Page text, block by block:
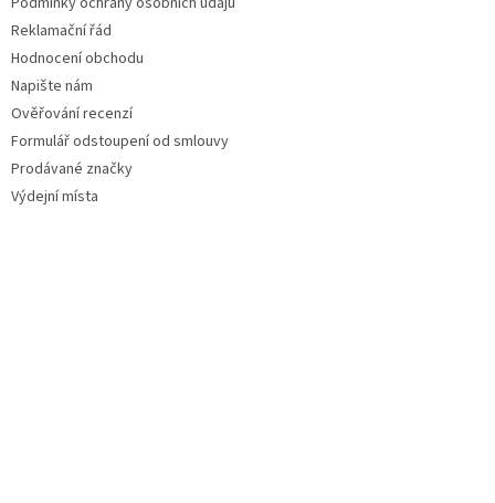
Reklamační řád
Hodnocení obchodu
Napište nám
Ověřování recenzí
Formulář odstoupení od smlouvy
Prodávané značky
Výdejní místa